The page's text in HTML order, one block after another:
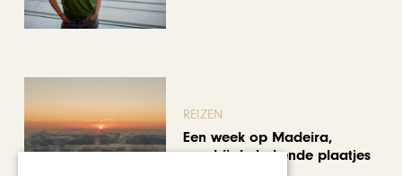
REIZEN
Een week op Madeira,
voorbij de bekende plaatjes